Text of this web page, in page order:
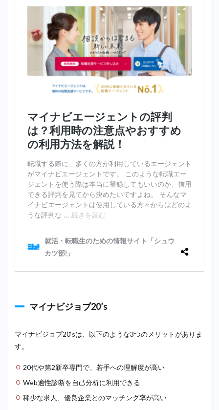
マイナビジョブ20’s
マイナビジョブ20‘sは、以下のような3つのメリットがありま
す。
20代や第2新卒専門で、若手への理解度が高い
Web適性診断を自己分析に利用できる
稀少な求人、優良企業とのマッチング率が高い